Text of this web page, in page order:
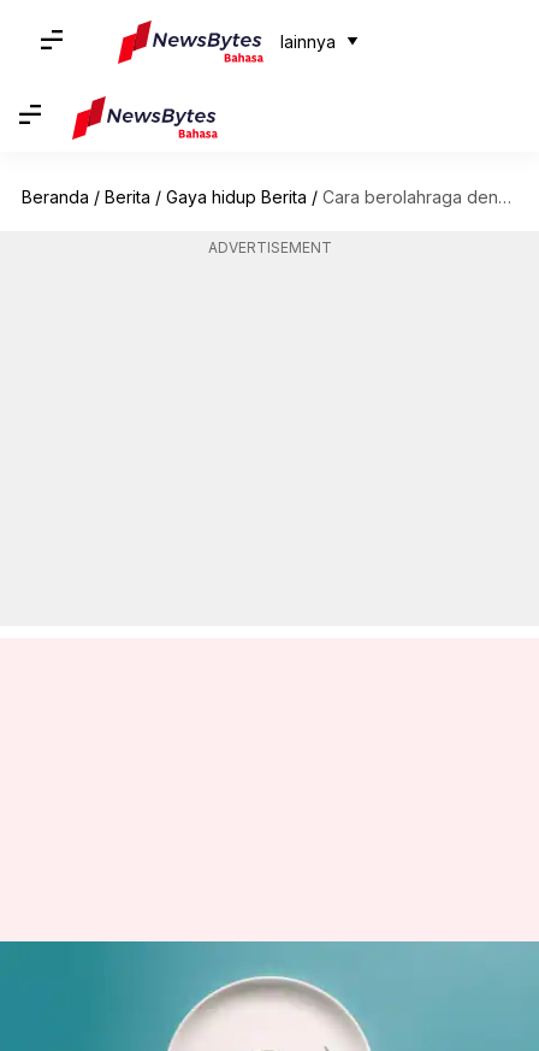
lainnya
Beranda / Berita / Gaya hidup Berita / Cara berolahraga dengan aman saat Anda menjalani puasa berkala
ADVERTISEMENT
Cara berolahraga dengan aman
saat Anda menjalani puasa